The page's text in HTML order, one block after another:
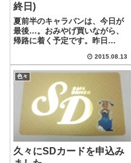
終日)
夏前半のキャラバンは、今日が
最後…。おみやげ買いながら、
帰路に着く予定です。昨日
夏キャラバン♪02(2日目))は足が
届かない海で泳ぎまくりまし
た。なので、今朝は背中一帯が
筋肉痛です(ちゃんと次の日に...
2015.08.13
色々
久々にSDカードを申込み